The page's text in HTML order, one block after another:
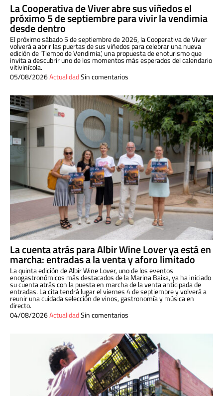
La Cooperativa de Viver abre sus viñedos el
próximo 5 de septiembre para vivir la vendimia
desde dentro
El próximo sábado 5 de septiembre de 2026, la Cooperativa de Viver
volverá a abrir las puertas de sus viñedos para celebrar una nueva
edición de ‘Tiempo de Vendimia’, una propuesta de enoturismo que
invita a descubrir uno de los momentos más esperados del calendario
vitivinícola.
05/08/2026ActualidadSin comentarios
La cuenta atrás para Albir Wine Lover ya está en
marcha: entradas a la venta y aforo limitado
La quinta edición de Albir Wine Lover, uno de los eventos
enogastronómicos más destacados de la Marina Baixa, ya ha iniciado
su cuenta atrás con la puesta en marcha de la venta anticipada de
entradas. La cita tendrá lugar el viernes 4 de septiembre y volverá a
reunir una cuidada selección de vinos, gastronomía y música en
directo.
04/08/2026ActualidadSin comentarios